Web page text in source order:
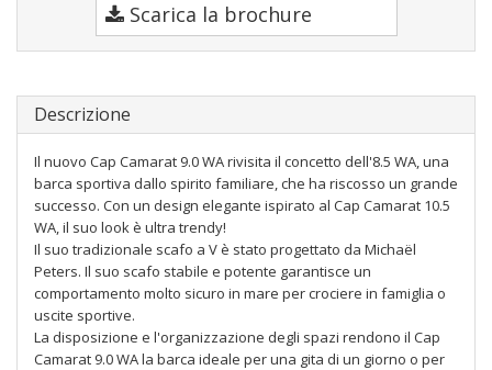
Scarica la brochure
Descrizione
Il nuovo Cap Camarat 9.0 WA rivisita il concetto dell'8.5 WA, una
barca sportiva dallo spirito familiare, che ha riscosso un grande
successo. Con un design elegante ispirato al Cap Camarat 10.5
WA, il suo look è ultra trendy!
Il suo tradizionale scafo a V è stato progettato da Michaël
Peters. Il suo scafo stabile e potente garantisce un
comportamento molto sicuro in mare per crociere in famiglia o
uscite sportive.
La disposizione e l'organizzazione degli spazi rendono il Cap
Camarat 9.0 WA la barca ideale per una gita di un giorno o per